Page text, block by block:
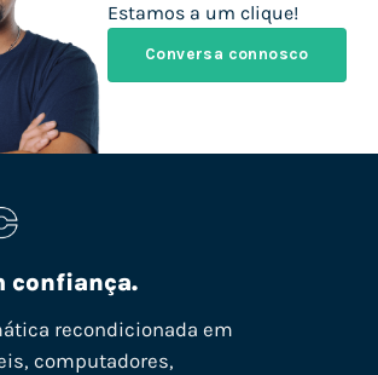
Estamos a um clique!
Conversa connosco
confiança.
recondicionada em
computadores,